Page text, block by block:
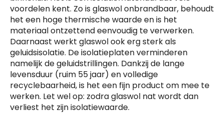
voordelen kent. Zo is glaswol onbrandbaar, behoudt
het een hoge thermische waarde en is het
materiaal ontzettend eenvoudig te verwerken.
Daarnaast werkt glaswol ook erg sterk als
geluidsisolatie. De isolatieplaten verminderen
namelijk de geluidstrillingen. Dankzij de lange
levensduur (ruim 55 jaar) en volledige
recyclebaarheid, is het een fijn product om mee te
werken. Let wel op: zodra glaswol nat wordt dan
verliest het zijn isolatiewaarde.